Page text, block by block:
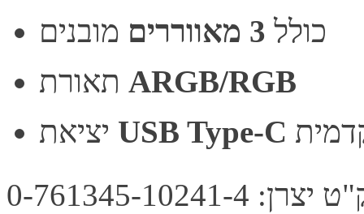
כולל 3 מאווררים
מובנים
ARGB/RGB
USB Type-C
0-761345-10241-4